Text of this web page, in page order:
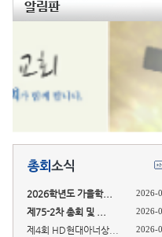
2026학년도 가을학... 2026-
제75-2차 총회 및 ... 2026-
제4회 HD현대아너상... 2026-